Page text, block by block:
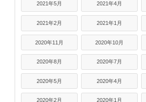
2021年5月 2021年4月
2021年2月 2021年1月
2020年11月 2020年10月
2020年8月 2020年7月
2020年5月 2020年4月
2020年2月 2020年1月